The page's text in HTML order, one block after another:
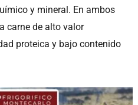
y mineral. En ambos
carne de alto valor
proteica y bajo contenido